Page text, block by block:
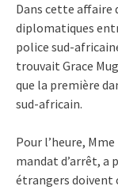
Dans cette affaire
diplomatiques
police sud-
trouvait Grace
que la première
sud-africain.
Pour l’heure, Mme
mandat d’arrêt, a
étrangers doivent